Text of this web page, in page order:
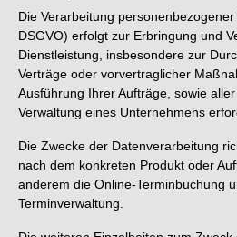
Die Verarbeitung
DSGVO) erfolgt zur Erbringung und
Dienstleistung, insbesondere zur
Verträge oder vorvertraglicher
Ausführung Ihrer Aufträge, sowie
Verwaltung eines Unternehmens
Die Zwecke der Datenverarbeitung
nach dem konkreten Produkt oder
anderem die Online-Terminbuchung
Terminverwaltung.